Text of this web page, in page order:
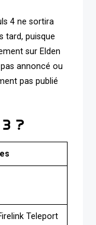
4 ne sortira
tard, puisque
sur Elden
annoncé ou
pas publié
?
Teleport